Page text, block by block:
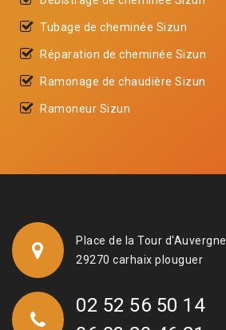
Tubage de cheminée Sizun
Réparation de cheminée Sizun
Ramonage de chaudière Sizun
Ramoneur Sizun
Place de la Tour d'Auvergne
29270 carhaix plouguer
02 52 56 50 14